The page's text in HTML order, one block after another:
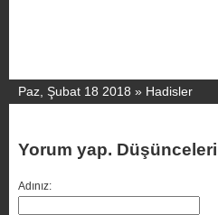
Paz, Şubat 18 2018 » Hadisler
Yorum yap.
Adınız: